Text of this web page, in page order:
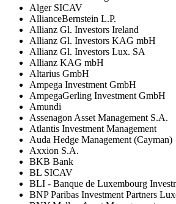
Alger SICAV
AllianceBernstein L.P.
Allianz Gl. Investors Ireland
Allianz Gl. Investors KAG mbH
Allianz Gl. Investors Lux. SA
Allianz KAG mbH
Altarius GmbH
Ampega Investment GmbH
AmpegaGerling Investment GmbH
Amundi
Assenagon Asset Management S.A.
Atlantis Investment Management
Auda Hedge Management (Cayman)
Axxion S.A.
BKB Bank
BL SICAV
BLI - Banque de Luxembourg
BNP Paribas Investment Partners